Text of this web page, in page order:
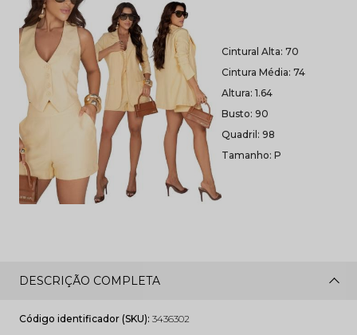
Cintural Alta: 70
Cintura Média: 74
Altura: 1.64
Busto: 90
Quadril: 98
Tamanho: P
DESCRIÇÃO COMPLETA
Código identificador (SKU): 3436302